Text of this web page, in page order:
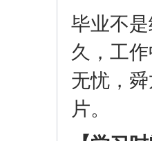
毕业不
久，工
无忧，
片。